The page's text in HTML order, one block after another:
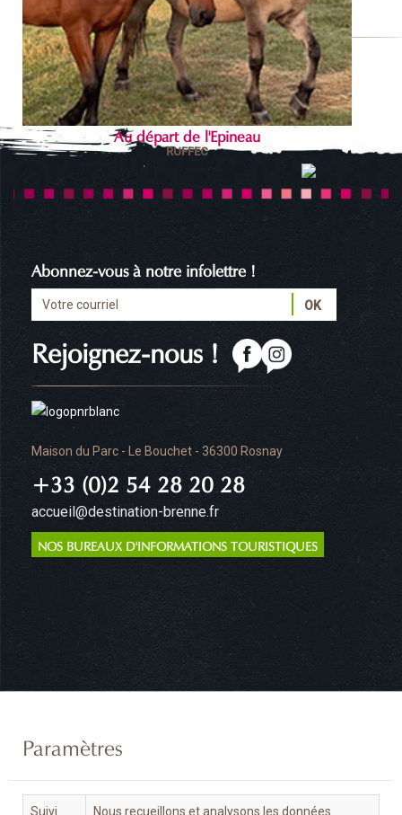
Au départ de l'Epineau
RUFFEC
Maison du Parc - Le Bouchet - 36300 Rosnay
+33 (0)2 54 28 20 28
accueil@destination-brenne.fr
NOS BUREAUX D'INFORMATIONS TOURISTIQUES
Rejoignez-nous !
Abonnez-vous à notre infolettre !
Paramètres
Suivi Nous recueillons et analysons les données